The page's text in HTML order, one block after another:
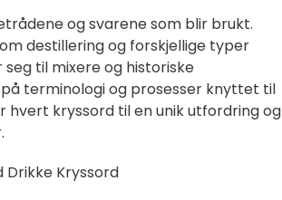
og svarene som blir brukt.
destillering og forskjellige typer
til mixere og historiske
terminologi og prosesser knyttet til
hvert kryssord til en unik utfordring og
Drikke Kryssord